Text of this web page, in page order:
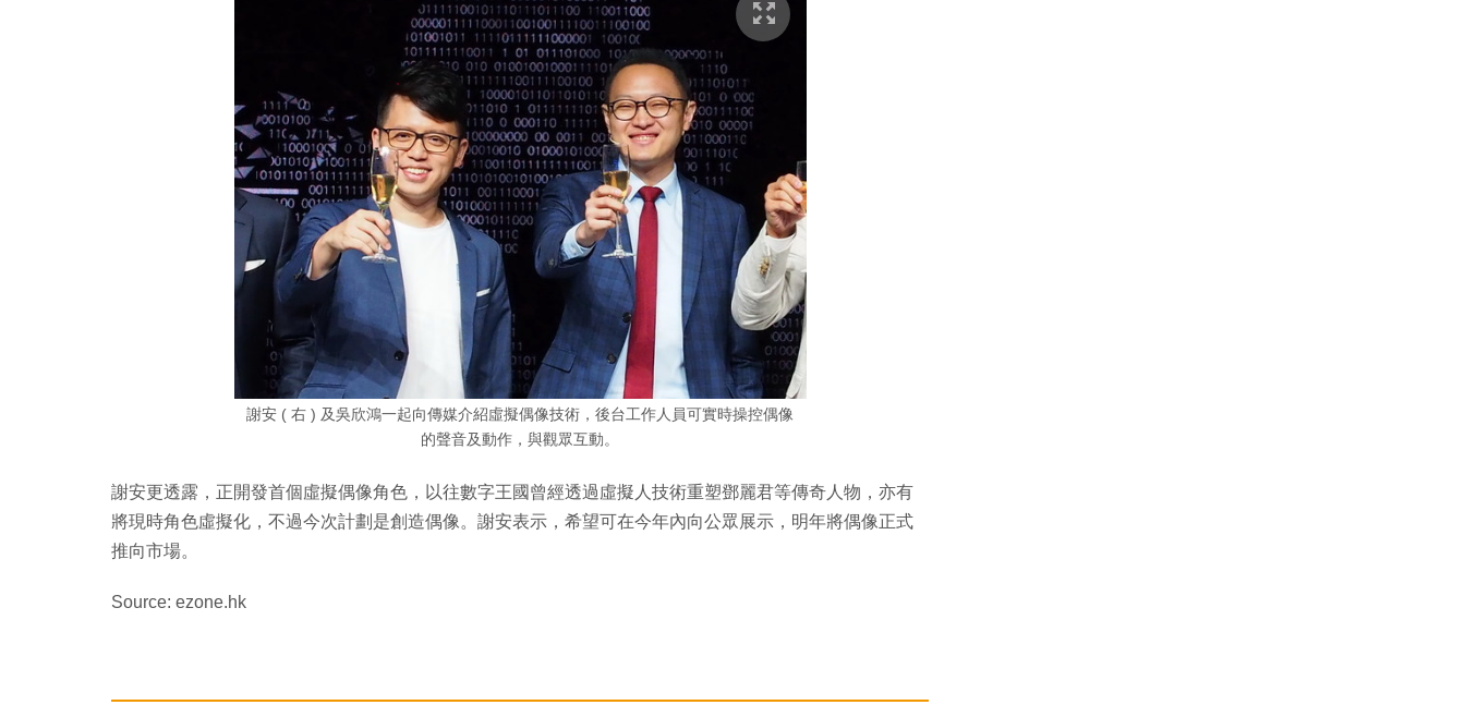
謝安 ( 右 ) 及吳欣鴻一起向傳媒介紹虛擬偶像技術，後台工作人員可實時操控偶像
的聲音及動作，與觀眾互動。
謝安更透露，正開發首個虛擬偶像角色，以往數字王國曾經透過虛擬人技術重塑鄧麗君等傳奇人物，亦有
將現時角色虛擬化，不過今次計劃是創造偶像。謝安表示，希望可在今年內向公眾展示，明年將偶像正式
推向市場。
Source: ezone.hk